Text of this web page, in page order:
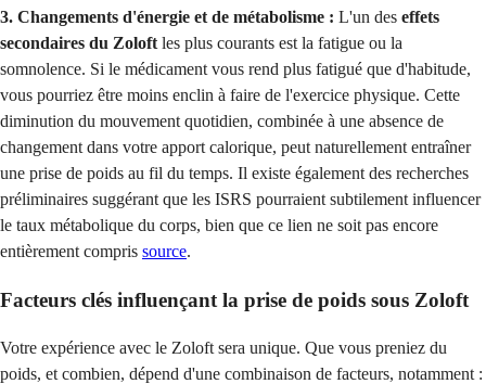
3. Changements d'énergie et de métabolisme : L'un des effets
secondaires du Zoloft les plus courants est la fatigue ou la
somnolence. Si le médicament vous rend plus fatigué que d'habitude,
vous pourriez être moins enclin à faire de l'exercice physique. Cette
diminution du mouvement quotidien, combinée à une absence de
changement dans votre apport calorique, peut naturellement entraîner
une prise de poids au fil du temps. Il existe également des recherches
préliminaires suggérant que les ISRS pourraient subtilement influencer
le taux métabolique du corps, bien que ce lien ne soit pas encore
entièrement compris source.
Facteurs clés influençant la prise de poids sous Zoloft
Votre expérience avec le Zoloft sera unique. Que vous preniez du
poids, et combien, dépend d'une combinaison de facteurs, notamment :